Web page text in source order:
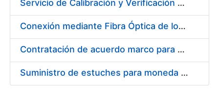
Servicio de Calibración y Verificación Externa de los Equipos de Medición del Servicio de Prevención de la FNMT-RCM
Conexión mediante Fibra Óptica de los Centros de Proceso de Datos (CPDs) de las sedes de la FNMT-RCM de Burgos y Madrid
Contratación de acuerdo marco para el Suministro de Material de Electricidad para la Fábrica Nacional de Moneda y Timbre-Real Casa de la Moneda en su centro de trabajo de Burgos
Suministro de estuches para moneda de 30 €